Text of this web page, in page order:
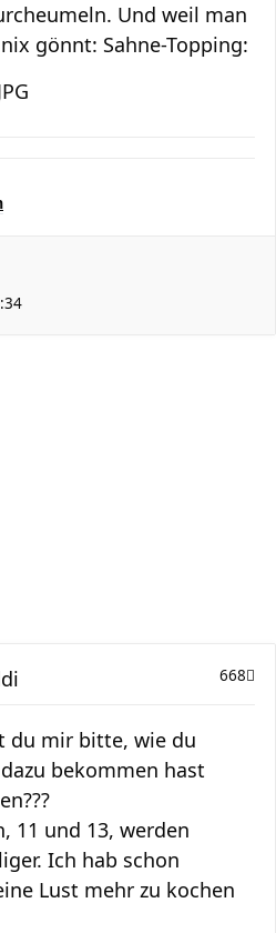
Und weil man
gönnt: Sahne-Topping:
668
du mir bitte, wie du
bekommen hast
11 und 13, werden
Ich hab schon
Lust mehr zu kochen